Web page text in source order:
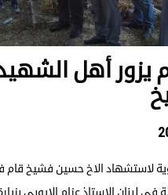
يزور أهل
لاستشهاد الاخ حسين فشيخ قام
في لبنان الاستاذ عزام الايوبي